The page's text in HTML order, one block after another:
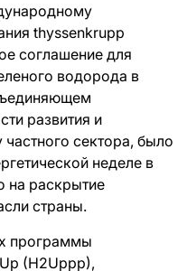
thyssenkrupp
соглашение для
водорода в
развития и
сектора, было
неделе в
на раскрытие
страны.
программы
(H2Uppp),